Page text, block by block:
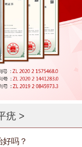
疣 >
吗？